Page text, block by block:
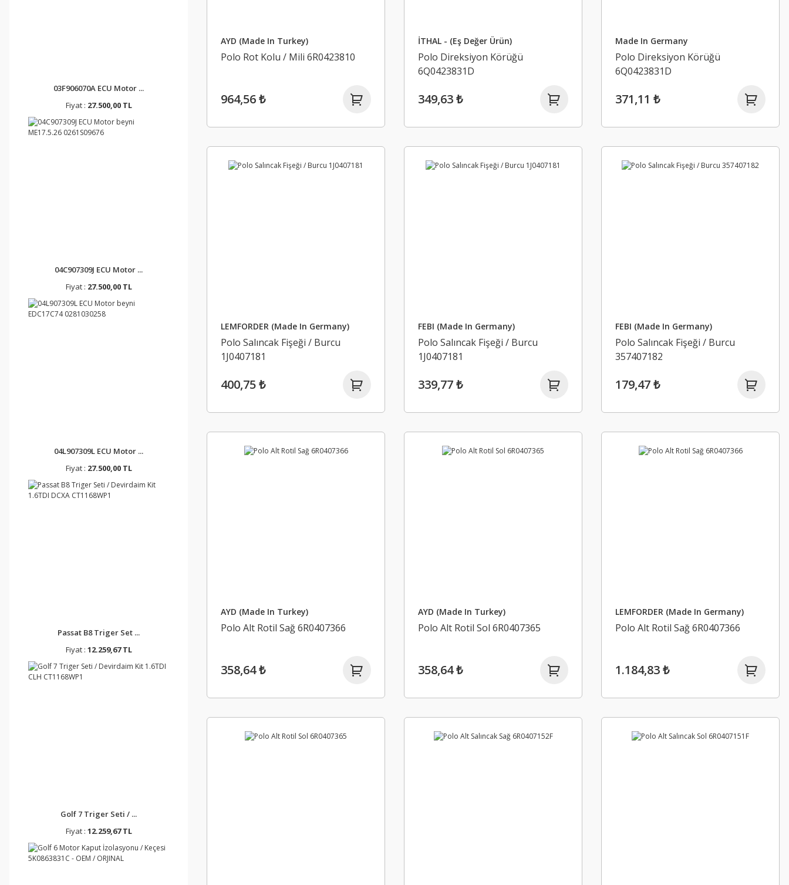
03F906070A ECU Motor ...
Fiyat : 27.500,00 TL
04C907309J ECU Motor ...
Fiyat : 27.500,00 TL
04L907309L ECU Motor ...
Fiyat : 27.500,00 TL
Passat B8 Triger Set ...
Fiyat : 12.259,67 TL
Golf 7 Triger Seti / ...
Fiyat : 12.259,67 TL
AYD (Made In Turkey)
Polo Rot Kolu / Mili 6R0423810
964,56 ₺
İTHAL - (Eş Değer Ürün)
Polo Direksiyon Körüğü
6Q0423831D
349,63 ₺
Made In Germany
Polo Direksiyon Körüğü
6Q0423831D
371,11 ₺
LEMFORDER (Made In Germany)
Polo Salıncak Fişeği / Burcu
1J0407181
400,75 ₺
FEBI (Made In Germany)
Polo Salıncak Fişeği / Burcu
1J0407181
339,77 ₺
FEBI (Made In Germany)
Polo Salıncak Fişeği / Burcu
357407182
179,47 ₺
AYD (Made In Turkey)
Polo Alt Rotil Sağ 6R0407366
358,64 ₺
AYD (Made In Turkey)
Polo Alt Rotil Sol 6R0407365
358,64 ₺
LEMFORDER (Made In Germany)
Polo Alt Rotil Sağ 6R0407366
1.184,83 ₺